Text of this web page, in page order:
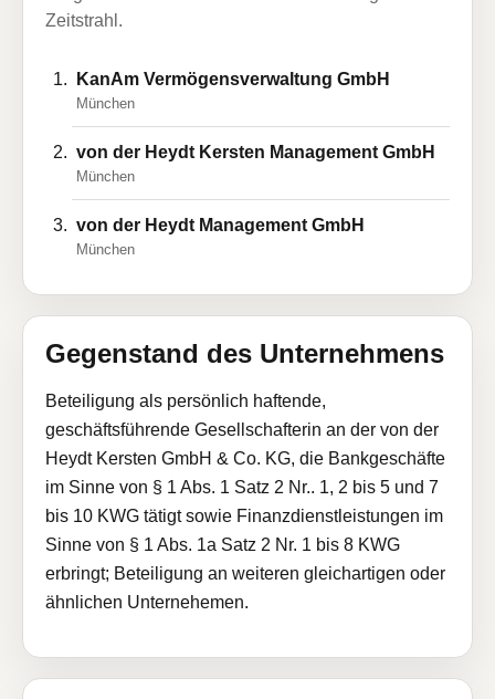
Zeitstrahl.
KanAm Vermögensverwaltung GmbH
München
von der Heydt Kersten Management GmbH
München
von der Heydt Management GmbH
München
Gegenstand des Unternehmens
Beteiligung als persönlich haftende,
geschäftsführende Gesellschafterin an der von der
Heydt Kersten GmbH & Co. KG, die Bankgeschäfte
im Sinne von § 1 Abs. 1 Satz 2 Nr.. 1, 2 bis 5 und 7
bis 10 KWG tätigt sowie Finanzdienstleistungen im
Sinne von § 1 Abs. 1a Satz 2 Nr. 1 bis 8 KWG
erbringt; Beteiligung an weiteren gleichartigen oder
ähnlichen Unternehemen.